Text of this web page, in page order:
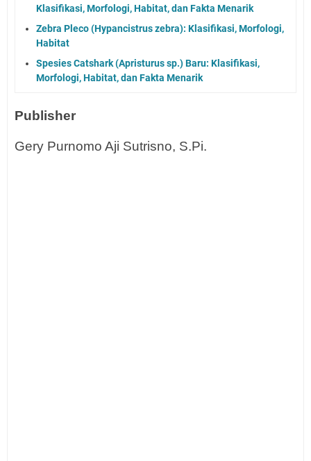
Klasifikasi, Morfologi, Habitat, dan Fakta Menarik
Zebra Pleco (Hypancistrus zebra): Klasifikasi, Morfologi,
Habitat
Spesies Catshark (Apristurus sp.) Baru: Klasifikasi,
Morfologi, Habitat, dan Fakta Menarik
Publisher
Gery Purnomo Aji Sutrisno, S.Pi.